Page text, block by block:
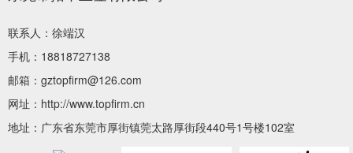
联系人：徐端汉
手机：18818727138
邮箱：gztopfirm@126.com
网址：http://www.topfirm.cn
地址：广东省东莞市厚街镇莞太路厚街段440号1号楼102室